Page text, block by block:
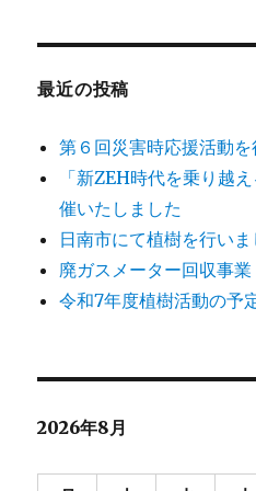
最近の投稿
第６回災害時応援活動を
「新ZEH時代を乗り越
催いたしました
日南市にて植樹を行いま
廃ガスメーター回収事業
令和7年度植樹活動の予
2026年8月